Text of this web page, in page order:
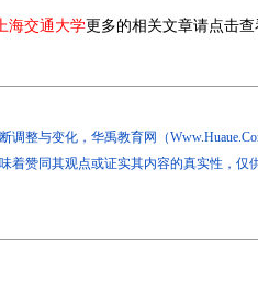
海交通大学更多的相关文章请点击查
调整与变化，华禹教育网（
着赞同其观点或证实其内容的真实性，仅